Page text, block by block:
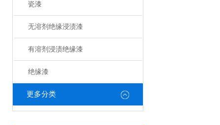
瓷漆
无溶剂绝缘浸渍漆
有溶剂浸渍绝缘漆
绝缘漆
更多分类